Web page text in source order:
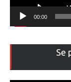
00:00
Se